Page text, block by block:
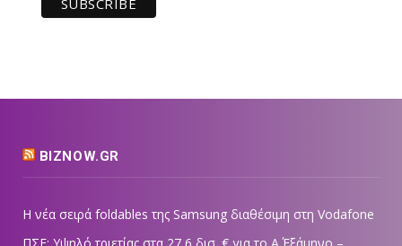
BIZNOW.GR
Η νέα σειρά foldables της Samsung διαθέσιμη στη Vodafone